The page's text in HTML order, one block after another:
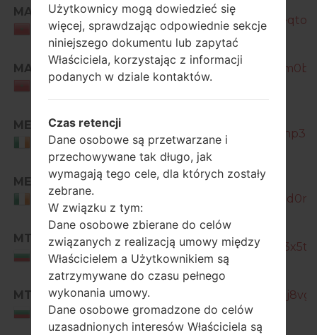
MAT
Morocco
GT-
MAT
Morocco
GT-
MET
Ireland
GT-
MET
Ireland
GT-
MTL
Bulgaria
GT-
MTL
Bulgaria
GT-
Użytkownicy mogą dowiedzieć się
więcej, sprawdzając odpowiednie sekcje
niniejszego dokumentu lub zapytać
Właściciela, korzystając z informacji
podanych w dziale kontaktów.
Czas retencji
Dane osobowe są przetwarzane i
przechowywane tak długo, jak
wymagają tego cele, dla których zostały
zebrane.
W związku z tym:
Dane osobowe zbierane do celów
związanych z realizacją umowy między
Właścicielem a Użytkownikiem są
zatrzymywane do czasu pełnego
wykonania umowy.
Dane osobowe gromadzone do celów
uzasadnionych interesów Właściciela są